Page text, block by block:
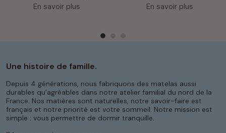
En savoir plus En savoir plus
Une histoire de famille.
Depuis 4 générations, nous fabriquons des matelas aussi
durables qu’agréables dans notre atelier familial du nord de la
France. Nos matières sont naturelles, notre savoir-faire est
français et notre priorité est votre sommeil. Notre mission est
simple : vous permettre de dormir tranquille.